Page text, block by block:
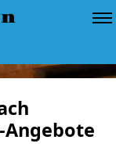
Angebote